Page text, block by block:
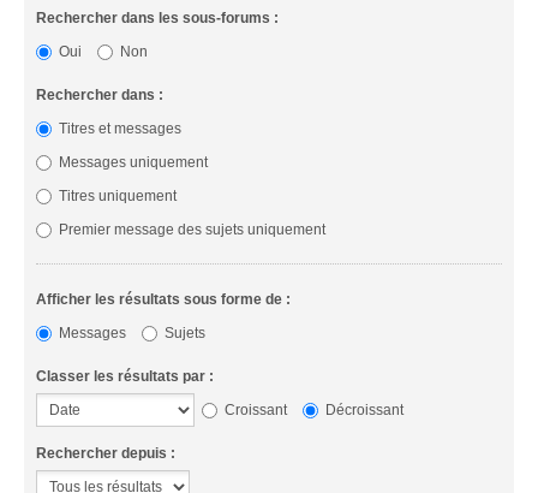
Rechercher dans les sous-forums :
Oui
Non
Rechercher dans :
Titres et messages
Messages uniquement
Titres uniquement
Premier message des sujets uniquement
Afficher les résultats sous forme de :
Messages
Sujets
Classer les résultats par :
Croissant
Décroissant
Rechercher depuis :